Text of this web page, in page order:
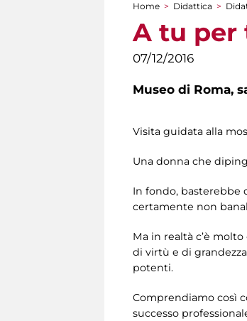
Tu sei qui
Home > Didattica >
A tu per
07/12/2016
Museo di Roma,
Visita guidata alla
Una donna che
In fondo, basterebbe
certamente non
Ma in realtà c’è
di virtù e di
potenti.
Comprendiamo così
successo